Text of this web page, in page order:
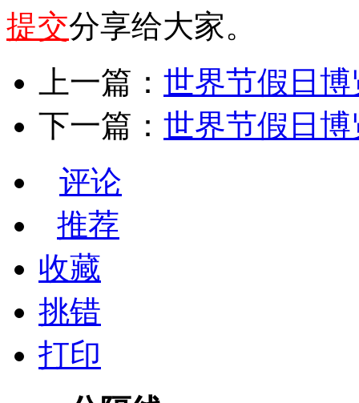
提交分享给大家。
上一篇： 世界节假日
下一篇： 世界节假日
评论
推荐
收藏
挑错
打印